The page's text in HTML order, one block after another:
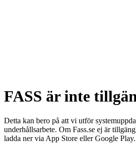
FASS är inte
Detta kan bero på att vi utför
underhållsarbete. Om Fass.se ej är
ladda ner via App Store eller Google Play.